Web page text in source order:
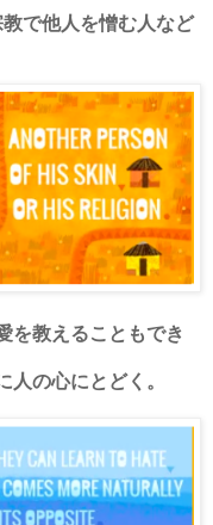
で他人を憎む人など
を教えることもでき
の心にとどく。